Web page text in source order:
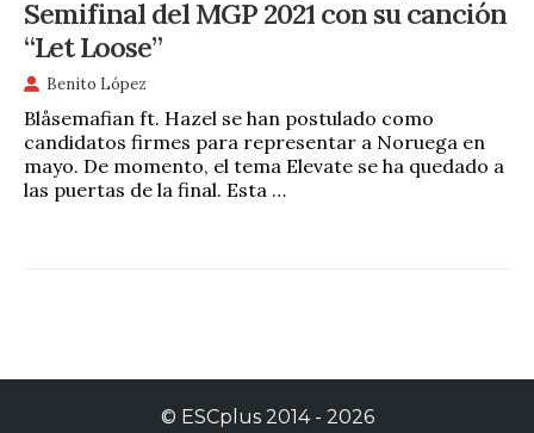
Semifinal del MGP 2021 con su canción
“Let Loose”
Benito López
Blåsemafian ft. Hazel se han postulado como
candidatos firmes para representar a Noruega en
mayo. De momento, el tema Elevate se ha quedado a
las puertas de la final. Esta …
© ESCplus2014 - 2026